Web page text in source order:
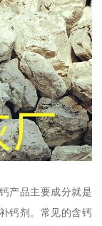
产品主要成分就是
钙剂。常见的含钙